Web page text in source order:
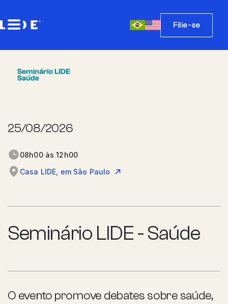
Filie-se
25/08/2026
08h00 às 12h00
Casa LIDE, em São Paulo
Seminário LIDE - Saúde
O evento promove debates sobre saúde,